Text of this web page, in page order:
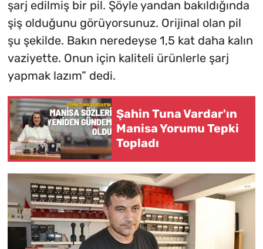
şarj edilmiş bir pil. Şöyle yandan bakıldığında
şiş olduğunu görüyorsunuz. Orijinal olan pil
şu şekilde. Bakın neredeyse 1,5 kat daha kalın
vaziyette. Onun için kaliteli ürünlerle şarj
yapmak lazım” dedi.
Şahin Tuna Vardar'ın
Manisa Yorumu Tepki
Topladı